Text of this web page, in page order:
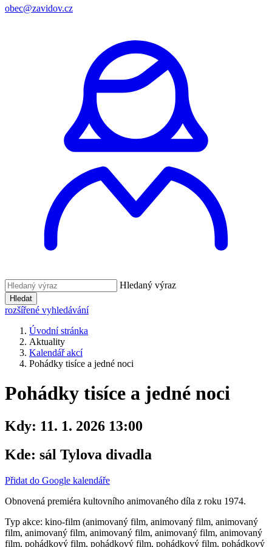
obec@zavidov.cz
Hledaný výraz
Hledat
rozšířené vyhledávání
Úvodní stránka
Aktuality
Kalendář akcí
Pohádky tisíce a jedné noci
Pohádky tisíce a jedné noci
Kdy: 11. 1. 2026 13:00
Kde: sál Tylova divadla
Přidat do Google kalendáře
Obnovená premiéra kultovního animovaného díla z roku 1974.
Typ akce: kino-film (animovaný film, animovaný film, animovaný
film, animovaný film, animovaný film, animovaný film, animovaný
film, pohádkový film, pohádkový film, pohádkový film, pohádkový